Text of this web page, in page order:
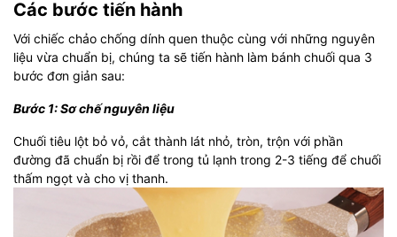
Các bước tiến hành
Với chiếc chảo chống dính quen thuộc cùng với những nguyên
liệu vừa chuẩn bị, chúng ta sẽ tiến hành làm bánh chuối qua 3
bước đơn giản sau:
Bước 1: Sơ chế nguyên liệu
Chuối tiêu lột bỏ vỏ, cắt thành lát nhỏ, tròn, trộn với phần
đường đã chuẩn bị rồi để trong tủ lạnh trong 2-3 tiếng để chuối
thấm ngọt và cho vị thanh.